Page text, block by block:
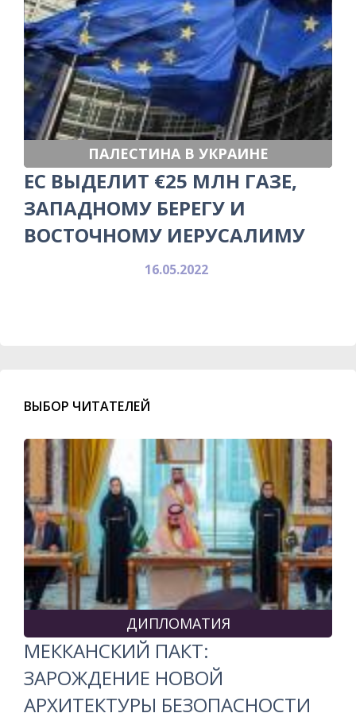
ПАЛЕСТИНА В УКРАИНЕ
ЕС ВЫДЕЛИТ €25 МЛН ГАЗЕ,
ЗАПАДНОМУ БЕРЕГУ И
ВОСТОЧНОМУ ИЕРУСАЛИМУ
16.05.2022
ВЫБОР ЧИТАТЕЛЕЙ
ДИПЛОМАТИЯ
МЕККАНСКИЙ ПАКТ:
ЗАРОЖДЕНИЕ НОВОЙ
АРХИТЕКТУРЫ БЕЗОПАСНОСТИ